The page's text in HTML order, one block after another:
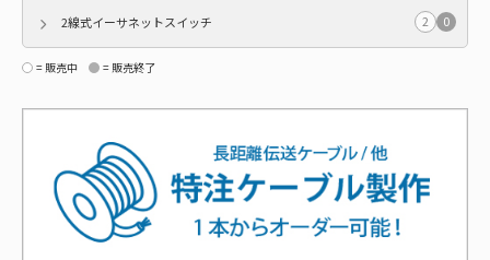
2線式イーサネットスイッチ
2 0
= 販売中 = 販売終了